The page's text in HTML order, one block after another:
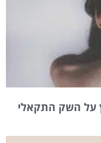
על השק התקאלי